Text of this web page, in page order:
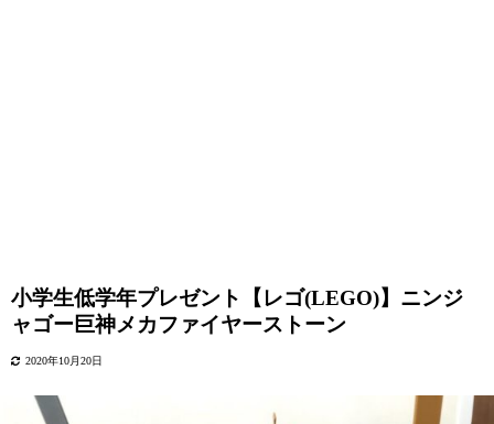
小学生低学年プレゼント【レゴ(LEGO)】ニンジ
ャゴー巨神メカファイヤーストーン
2020年10月20日